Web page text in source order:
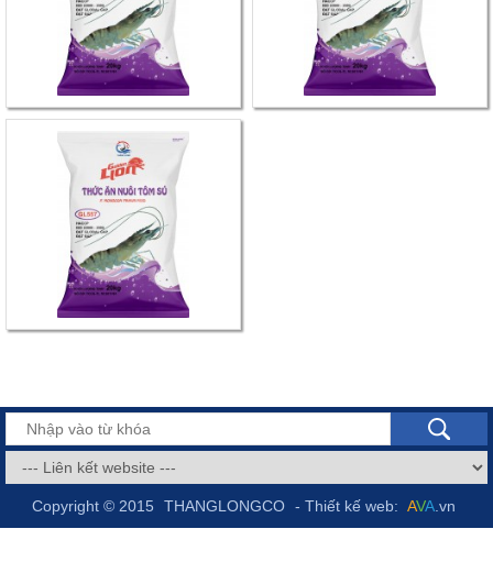
Copyright © 2015 THANGLONGCO - Thiết kế web: AVA .vn